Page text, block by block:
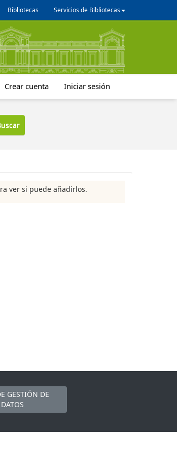
Bibliotecas Servicios de Bibliotecas
Crear cuenta Iniciar sesión
ver si puede añadirlos.
GESTIÓN DE
DATOS